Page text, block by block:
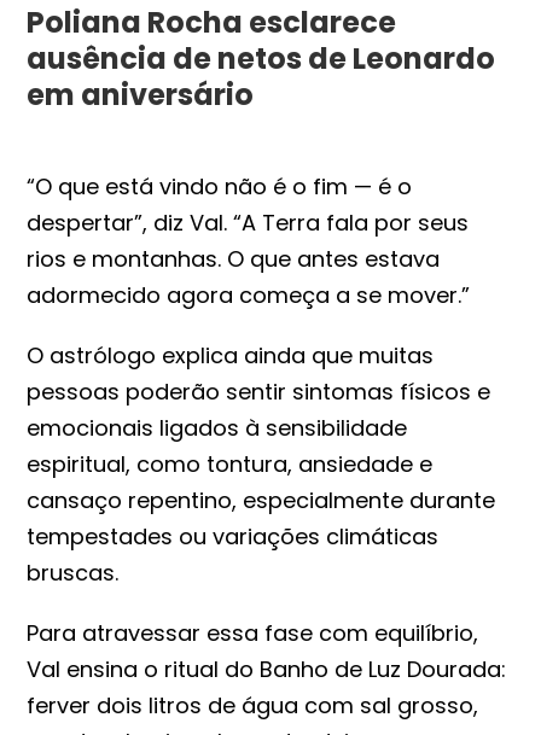
Poliana Rocha esclarece
ausência de netos de Leonardo
em aniversário
“O que está vindo não é o fim — é o
despertar”, diz Val. “A Terra fala por seus
rios e montanhas. O que antes estava
adormecido agora começa a se mover.”
O astrólogo explica ainda que muitas
pessoas poderão sentir sintomas físicos e
emocionais ligados à sensibilidade
espiritual, como tontura, ansiedade e
cansaço repentino, especialmente durante
tempestades ou variações climáticas
bruscas.
Para atravessar essa fase com equilíbrio,
Val ensina o ritual do Banho de Luz Dourada:
ferver dois litros de água com sal grosso,